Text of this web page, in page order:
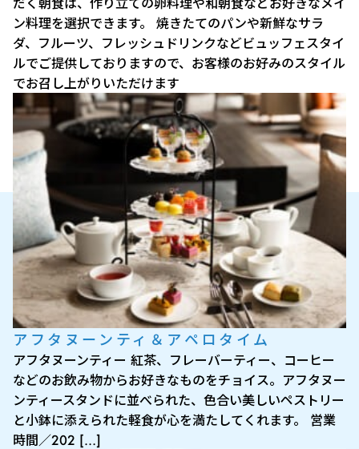
ン料理を選択できます。 焼きたてのパンや新鮮なサラ
ダ、フルーツ、フレッシュドリンクなどビュッフェスタイ
ルでご提供しておりますので、お客様のお好みのスタイル
でお召し上がりいただけます
アフタヌーンティ＆アペロタイム
アフタヌーンティー 紅茶、フレーバーティー、コーヒー
などのお飲み物からお好きなものをチョイス。アフタヌー
ンティースタンドに並べられた、色合い美しいペストリー
と小鉢に添えられた軽食が心を満たしてくれます。 営業
時間／202 […]